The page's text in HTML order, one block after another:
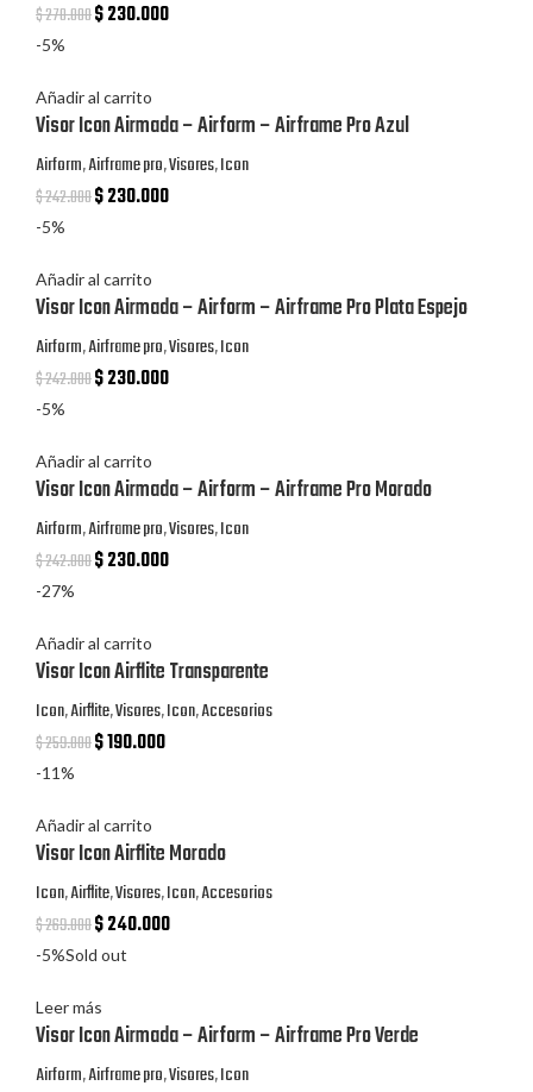
$270.000$230.000
-5%
Añadir al carrito
Visor Icon Airmada – Airform – Airframe Pro Azul
Airform,Airframe pro,Visores,Icon
$242.000$230.000
-5%
Añadir al carrito
Visor Icon Airmada – Airform – Airframe Pro Plata Espejo
Airform,Airframe pro,Visores,Icon
$242.000$230.000
-5%
Añadir al carrito
Visor Icon Airmada – Airform – Airframe Pro Morado
Airform,Airframe pro,Visores,Icon
$242.000$230.000
-27%
Añadir al carrito
Visor Icon Airflite Transparente
Icon,Airflite,Visores,Icon,Accesorios
$259.000$190.000
-11%
Añadir al carrito
Visor Icon Airflite Morado
Icon,Airflite,Visores,Icon,Accesorios
$269.000$240.000
-5%Sold out
Leer más
Visor Icon Airmada – Airform – Airframe Pro Verde
Airform,Airframe pro,Visores,Icon